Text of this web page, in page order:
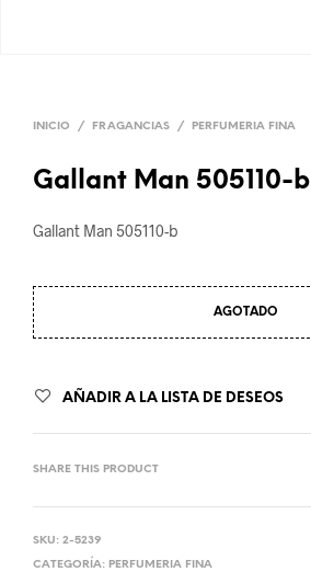
INICIO / FRAGANCIAS / PERFUMERIA FINA
Gallant Man 505110-b
Gallant Man 505110-b
AGOTADO
AÑADIR A LA LISTA DE DESEOS
SHARE THIS PRODUCT
SKU: 2-5239
CATEGORÍA: PERFUMERIA FINA